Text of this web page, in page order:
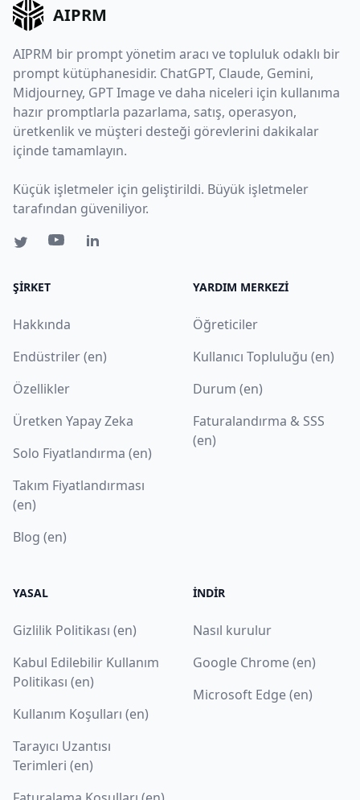
AIPRM
AIPRM bir prompt yönetim aracı ve topluluk odaklı bir
prompt kütüphanesidir. ChatGPT, Claude, Gemini,
Midjourney, GPT Image ve daha niceleri için kullanıma
hazır promptlarla pazarlama, satış, operasyon,
üretkenlik ve müşteri desteği görevlerini dakikalar
içinde tamamlayın.
Küçük işletmeler için geliştirildi. Büyük işletmeler
tarafından güveniliyor.
ŞIRKET
Hakkında
Endüstriler (en)
Özellikler
Üretken Yapay Zeka
Solo Fiyatlandırma (en)
Takım Fiyatlandırması
(en)
Blog (en)
YARDIM MERKEZI
Öğreticiler
Kullanıcı Topluluğu (en)
Durum (en)
Faturalandırma & SSS
(en)
YASAL
Gizlilik Politikası (en)
Kabul Edilebilir Kullanım
Politikası (en)
Kullanım Koşulları (en)
Tarayıcı Uzantısı
Terimleri (en)
İNDIR
Nasıl kurulur
Google Chrome (en)
Microsoft Edge (en)